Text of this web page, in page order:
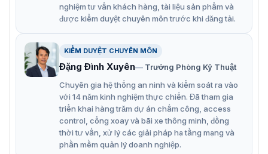
Chế độ hiển thị thông minh biểu thị trạng thái chờ,
xác minh hoặc từ chối truy cập.
Hỗ trợ chống va chạm, mở tự động khi mất điện và
trong trường hợp khẩn cấp.
Có thể điều chỉnh tốc độ đóng/mở cổng.
>>Xem thêm sản phẩm cùng dòng:Cổng SBT2022Scó
kiểu dáng và tính năng tương tự.
Mua swing barrier SBT2011S chính
nghiệm tư vấn khách hàng, tài liệu sản phẩm và
được kiểm duyệt chuyên môn trước khi đăng tải.
KIỂM DUYỆT CHUYÊN MÔN
Đặng Đình Xuyên
Trưởng Phòng Kỹ Thuật
Chuyên gia hệ thống an ninh và kiểm soát ra vào
với 14 năm kinh nghiệm thực chiến. Đã tham gia
triển khai hàng trăm dự án chấm công, access
control, cổng xoay và bãi xe thông minh, đồng
thời tư vấn, xử lý các giải pháp hạ tầng mạng và
phần mềm quản lý doanh nghiệp.